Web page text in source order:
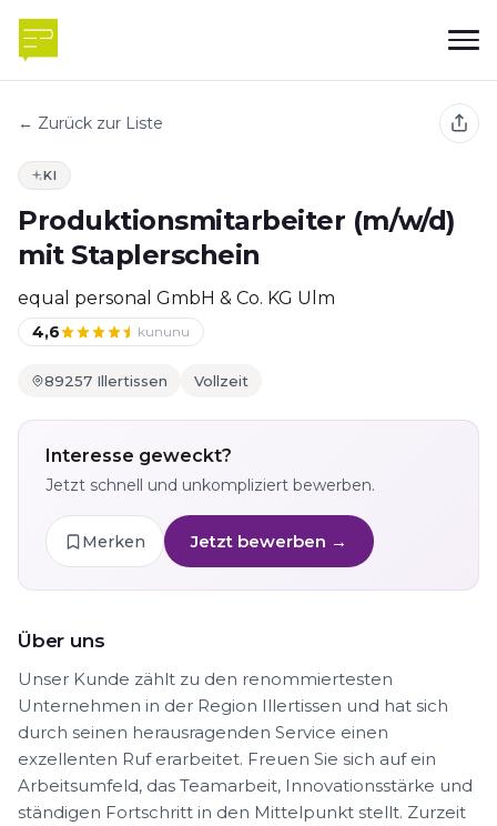
← Zurück zur Liste
KI
Produktionsmitarbeiter (m/w/d)
mit Staplerschein
equal personal GmbH & Co. KG Ulm
4,6 kununu
89257 Illertissen Vollzeit
Interesse geweckt?
Jetzt schnell und unkompliziert bewerben.
Merken Jetzt bewerben →
Über uns
Unser Kunde zählt zu den renommiertesten
Unternehmen in der Region Illertissen und hat sich
durch seinen herausragenden Service einen
exzellenten Ruf erarbeitet. Freuen Sie sich auf ein
Arbeitsumfeld, das Teamarbeit, Innovationsstärke und
ständigen Fortschritt in den Mittelpunkt stellt. Zurzeit